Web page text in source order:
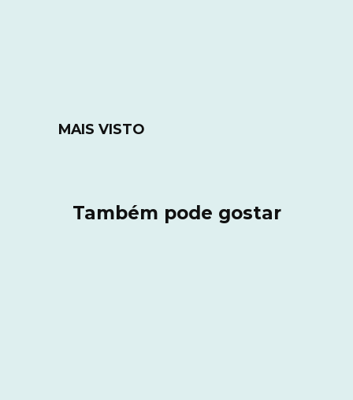
MAIS VISTO
Também pode gostar